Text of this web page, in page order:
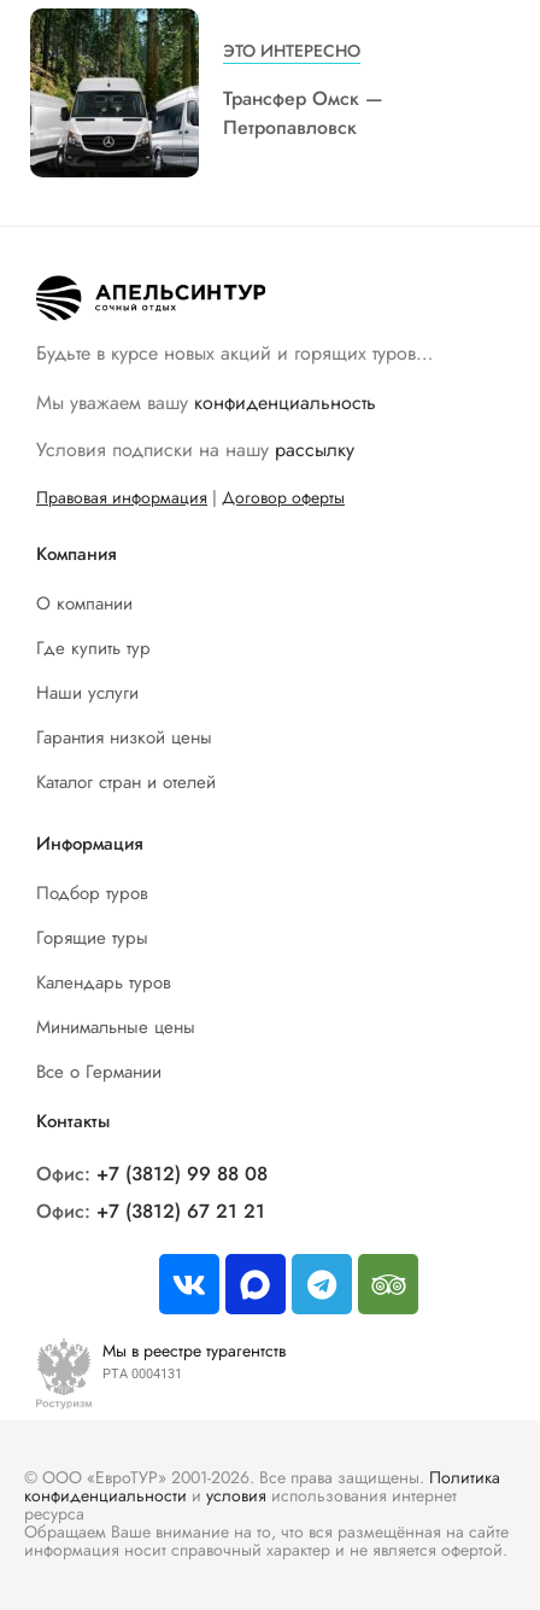
ЭТО ИНТЕРЕСНО
Трансфер Омск —
Петропавловск
Будьте в курсе новых акций и горящих туров…
Мы уважаем вашу конфиденциальность
Условия подписки на нашу рассылку
Правовая информация | Договор оферты
Компания
О компании
Где купить тур
Наши услуги
Гарантия низкой цены
Каталог стран и отелей
Информация
Подбор туров
Горящие туры
Календарь туров
Минимальные цены
Все о Германии
Контакты
Офис: +7 (3812) 99 88 08
Офис: +7 (3812) 67 21 21
Мы в реестре турагентств
РТА 0004131
© ООО «ЕвроТУР» 2001-2026. Все права защищены. Политика
конфиденциальности и условия использования интернет
ресурса
Обращаем Ваше внимание на то, что вся размещённая на сайте
информация носит справочный характер и не является офертой.